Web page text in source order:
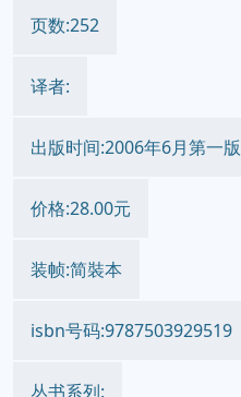
页数:252
译者:
出版时间:2006年6月第一版
价格:28.00元
装帧:简裝本
isbn号码:9787503929519
丛书系列: